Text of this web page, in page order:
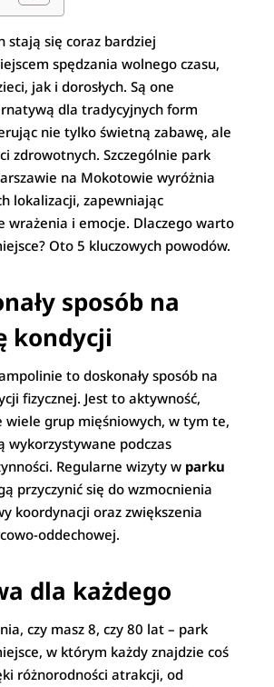
stają się coraz bardziej
spędzania wolnego czasu,
jak i dorosłych. Są one
dla tradycyjnych form
nie tylko świetną zabawę, ale
zdrowotnych. Szczególnie park
na Mokotowie wyróżnia
lokalizacji, zapewniając
wrażenia i emocje. Dlaczego warto
Oto 5 kluczowych powodów.
sposób na
kondycji
to doskonały sposób na
fizycznej. Jest to aktywność,
wiele grup mięśniowych, w tym te,
wykorzystywane podczas
Regularne wizyty w parku
przyczynić się do wzmocnienia
koordynacji oraz zwiększenia
oddechowej.
dla każdego
czy masz 8, czy 80 lat – park
w którym każdy znajdzie coś
różnorodności atrakcji, od